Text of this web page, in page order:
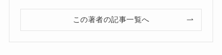
この著者の記事一覧へ